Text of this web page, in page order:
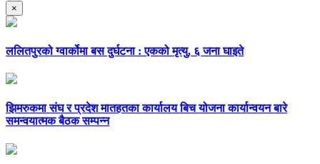
×
ललितपुरको ग्वार्कोमा बस दुर्घटना : एकको मृत्यु, ६ जना घाइते
झिमरुकमा संघ र प्रदेश मातहतका कार्यालय बिच योजना कार्यान्वयन बारे
समन्वयात्मक बैठक सम्पन्न